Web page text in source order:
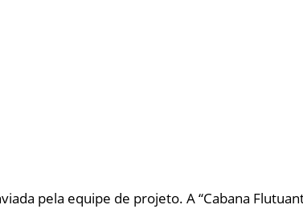
pela equipe de projeto. A “Cabana